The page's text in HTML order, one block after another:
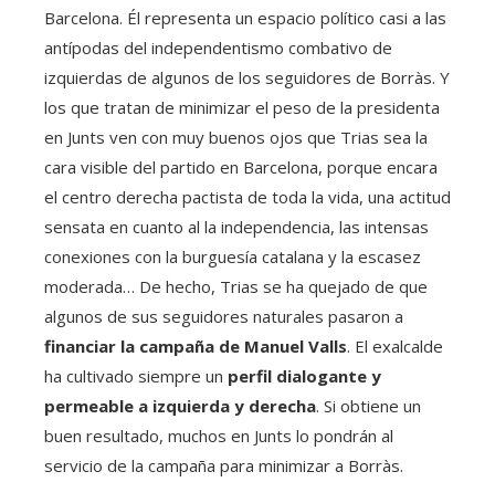
Barcelona. Él representa un espacio político casi a las
antípodas del independentismo combativo de
izquierdas de algunos de los seguidores de Borràs. Y
los que tratan de minimizar el peso de la presidenta
en Junts ven con muy buenos ojos que Trias sea la
cara visible del partido en Barcelona, ​​​​porque encara
el centro derecha pactista de toda la vida, una actitud
sensata en cuanto al la independencia, las intensas
conexiones con la burguesía catalana y la escasez
moderada… De hecho, Trias se ha quejado de que
algunos de sus seguidores naturales pasaron a
financiar la campaña de Manuel Valls. El exalcalde
ha cultivado siempre un perfil dialogante y
permeable a izquierda y derecha. Si obtiene un
buen resultado, muchos en Junts lo pondrán al
servicio de la campaña para minimizar a Borràs.